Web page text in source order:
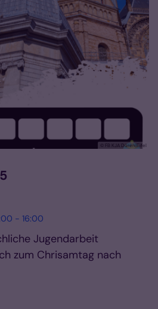
© FB KJA Düren|Eifel
- 16:00
Jugendarbeit
zum Chrisamtag nach